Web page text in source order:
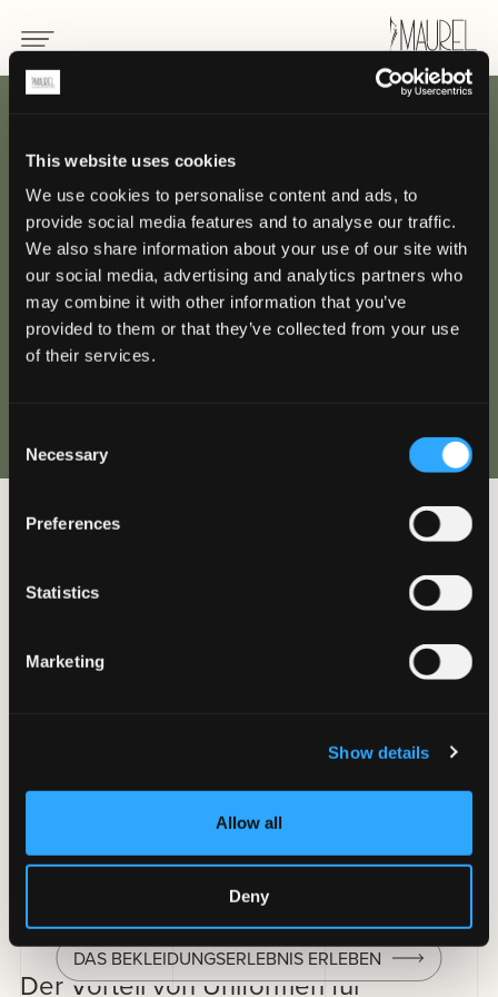
This website uses cookies
We use cookies to personalise content and ads, to
provide social media features and to analyse our traffic.
We also share information about your use of our site with
our social media, advertising and analytics partners who
may combine it with other information that you’ve
provided to them or that they’ve collected from your use
of their services.
Selection
Necessary
Preferences
Statistics
Marketing
Show details
Allow all
Deny
ZURÜCK
Uniformen für
therapeut
SPA
Berufskleidung für Spas und Wellnesszentren muss für die
jedoch gleichzeitig die Idee der Schönheit verkörpern, um
einen Kontext zu verbessern, in dem Schönheit an sich an
DAS BEKLEIDUNGSERLEBNIS ERLEBEN
Der Vorteil von Uniformen für